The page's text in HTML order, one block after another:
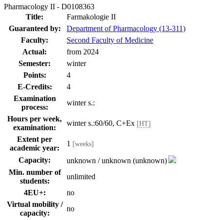
Pharmacology II - D0108363
Title:
Farmakologie II
Guaranteed by:
Department of Pharmacology (13-311)
Faculty:
Second Faculty of Medicine
Actual:
from 2024
Semester:
winter
Points:
4
E-Credits:
4
Examination
process:
winter s.:
Hours per week,
examination:
winter s.:60/60, C+Ex [HT]
Extent per
academic year:
1 [weeks]
Capacity:
unknown / unknown (unknown)
Min. number of
students:
unlimited
4EU+:
no
Virtual mobility /
capacity:
no